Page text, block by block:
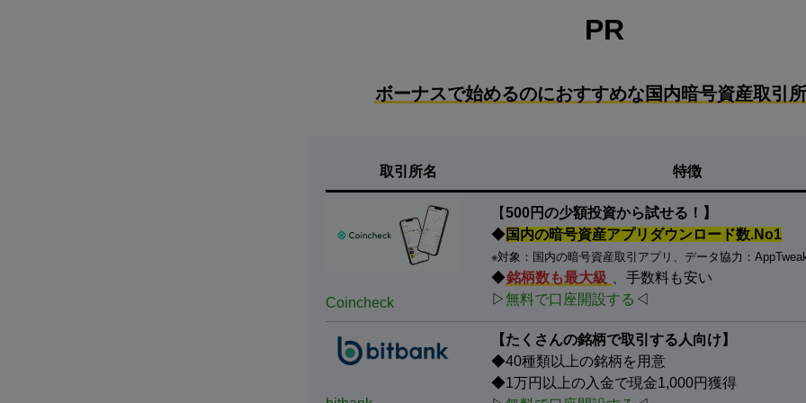
PR
ボーナスで始めるのにおすすめな国内暗号資産取引
取引所名 特徴
Coincheck
【500円の少額投資から試せる！】
◆国内の暗号資産アプリダウンロード数.No1
※対象：国内の暗号資産取引アプリ、データ協力：
◆銘柄数も最大級
、手数料も安い
▷無料で口座開設する ◁
【たくさんの銘柄で取引する人向け】
◆40種類以上の銘柄を用意
◆1万円以上の入金で現金1,000円獲得